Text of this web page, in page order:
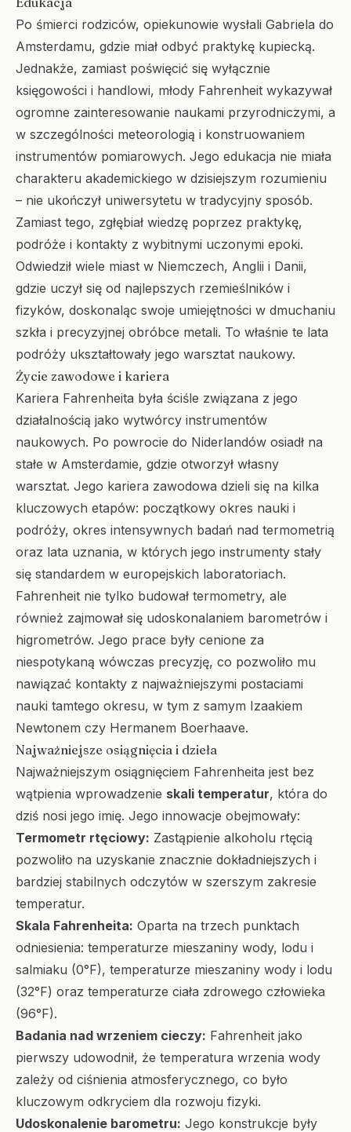
Po śmierci rodziców, opiekunowie wysłali Gabriela do
Amsterdamu, gdzie miał odbyć praktykę kupiecką.
Jednakże, zamiast poświęcić się wyłącznie
księgowości i handlowi, młody Fahrenheit wykazywał
ogromne zainteresowanie naukami przyrodniczymi, a
w szczególności meteorologią i konstruowaniem
instrumentów pomiarowych. Jego edukacja nie miała
charakteru akademickiego w dzisiejszym rozumieniu
– nie ukończył uniwersytetu w tradycyjny sposób.
Zamiast tego, zgłębiał wiedzę poprzez praktykę,
podróże i kontakty z wybitnymi uczonymi epoki.
Odwiedził wiele miast w Niemczech, Anglii i Danii,
gdzie uczył się od najlepszych rzemieślników i
fizyków, doskonaląc swoje umiejętności w dmuchaniu
szkła i precyzyjnej obróbce metali. To właśnie te lata
podróży ukształtowały jego warsztat naukowy.
Życie zawodowe i kariera
Kariera Fahrenheita była ściśle związana z jego
działalnością jako wytwórcy instrumentów
naukowych. Po powrocie do Niderlandów osiadł na
stałe w Amsterdamie, gdzie otworzył własny
warsztat. Jego kariera zawodowa dzieli się na kilka
kluczowych etapów: początkowy okres nauki i
podróży, okres intensywnych badań nad termometrią
oraz lata uznania, w których jego instrumenty stały
się standardem w europejskich laboratoriach.
Fahrenheit nie tylko budował termometry, ale
również zajmował się udoskonalaniem barometrów i
higrometrów. Jego prace były cenione za
niespotykaną wówczas precyzję, co pozwoliło mu
nawiązać kontakty z najważniejszymi postaciami
nauki tamtego okresu, w tym z samym Izaakiem
Newtonem czy Hermanem Boerhaave.
Najważniejsze osiągnięcia i dzieła
Najważniejszym osiągnięciem Fahrenheita jest bez
wątpienia wprowadzenie skali temperatur, która do
dziś nosi jego imię. Jego innowacje obejmowały:
Termometr rtęciowy: Zastąpienie alkoholu rtęcią
pozwoliło na uzyskanie znacznie dokładniejszych i
bardziej stabilnych odczytów w szerszym zakresie
temperatur.
Skala Fahrenheita: Oparta na trzech punktach
odniesienia: temperaturze mieszaniny wody, lodu i
salmiaku (0°F), temperaturze mieszaniny wody i lodu
(32°F) oraz temperaturze ciała zdrowego człowieka
(96°F).
Badania nad wrzeniem cieczy: Fahrenheit jako
pierwszy udowodnił, że temperatura wrzenia wody
zależy od ciśnienia atmosferycznego, co było
kluczowym odkryciem dla rozwoju fizyki.
Udoskonalenie barometru: Jego konstrukcje były